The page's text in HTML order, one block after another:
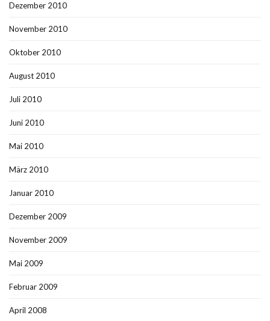
Dezember 2010
November 2010
Oktober 2010
August 2010
Juli 2010
Juni 2010
Mai 2010
März 2010
Januar 2010
Dezember 2009
November 2009
Mai 2009
Februar 2009
April 2008